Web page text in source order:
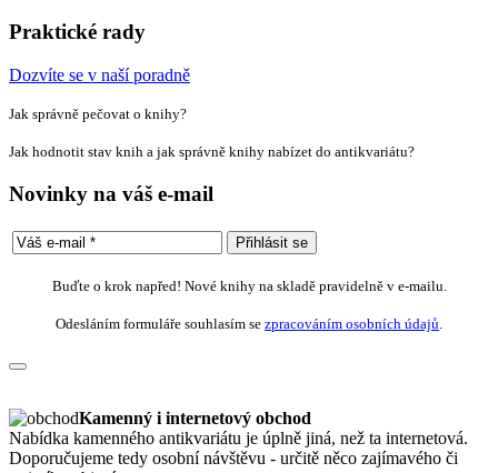
Praktické rady
Dozvíte se v naší poradně
Jak správně pečovat o knihy?
Jak hodnotit stav knih a jak správně knihy nabízet do antikvariátu?
Novinky na váš e-mail
Buďte o krok napřed! Nové knihy na skladě pravidelně v e-mailu.
Odesláním formuláře souhlasím se zpracováním osobních údajů
Kamenný i internetový obchod
Nabídka kamenného antikvariátu je úplně jiná, než ta internetová.
Doporučujeme tedy osobní návštěvu - určitě něco zajímavého či